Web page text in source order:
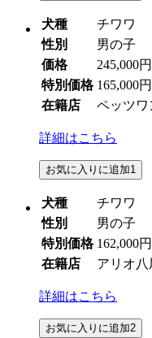
犬種
チワワ
性別
男の子
価格
245,000円
特別価格 165,000円
在籍店
ペッツワ
詳細はこちら
お気に入りに追加1
犬種
チワワ
性別
男の子
特別価格 162,000円
在籍店
アリオ八
詳細はこちら
お気に入りに追加2